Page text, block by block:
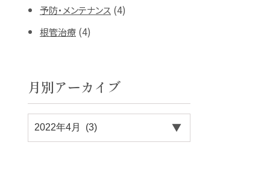
予防・メンテナンス (4)
根管治療 (4)
月別アーカイブ